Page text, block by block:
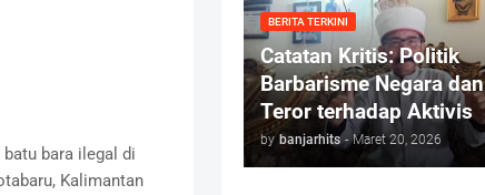
bara ilegal di
Kalimantan
BERITA TERKINI
Catatan Kritis: Politik
Barbarisme Negara dan
Teror terhadap Aktivis
by banjarhits - Maret 20, 2026